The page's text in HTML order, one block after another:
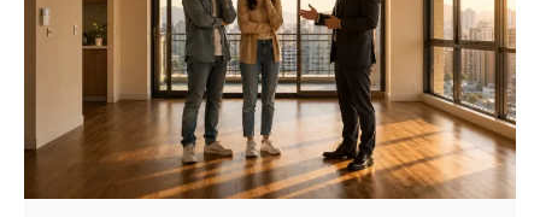
項目 ◆ 固定坡道平面車位，停車方便 ◆ 鄰
近市府生活圈、力行市場及公園綠地 【物件
基本資料】 社區：麗寶翰林苑 位置：桃園
市桃園區文中路 售價：1,498萬元 格局：3
房2廳2衛 建物坪數：43.96坪，含車位約
8.20坪 主建物：23.30坪 附屬建物：3.24坪